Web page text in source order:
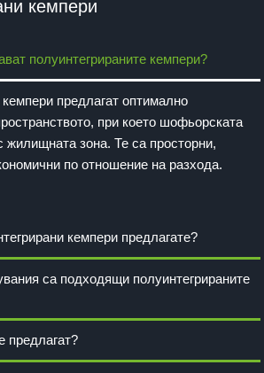
кемпери
полуинтегрираните кемпери?
предлагат оптимално
при което шофьорската
жилищната зона. Те са просторни,
по отношение на разхода.
кемпери предлагате?
са подходящи полуинтегрираните
предлагат?